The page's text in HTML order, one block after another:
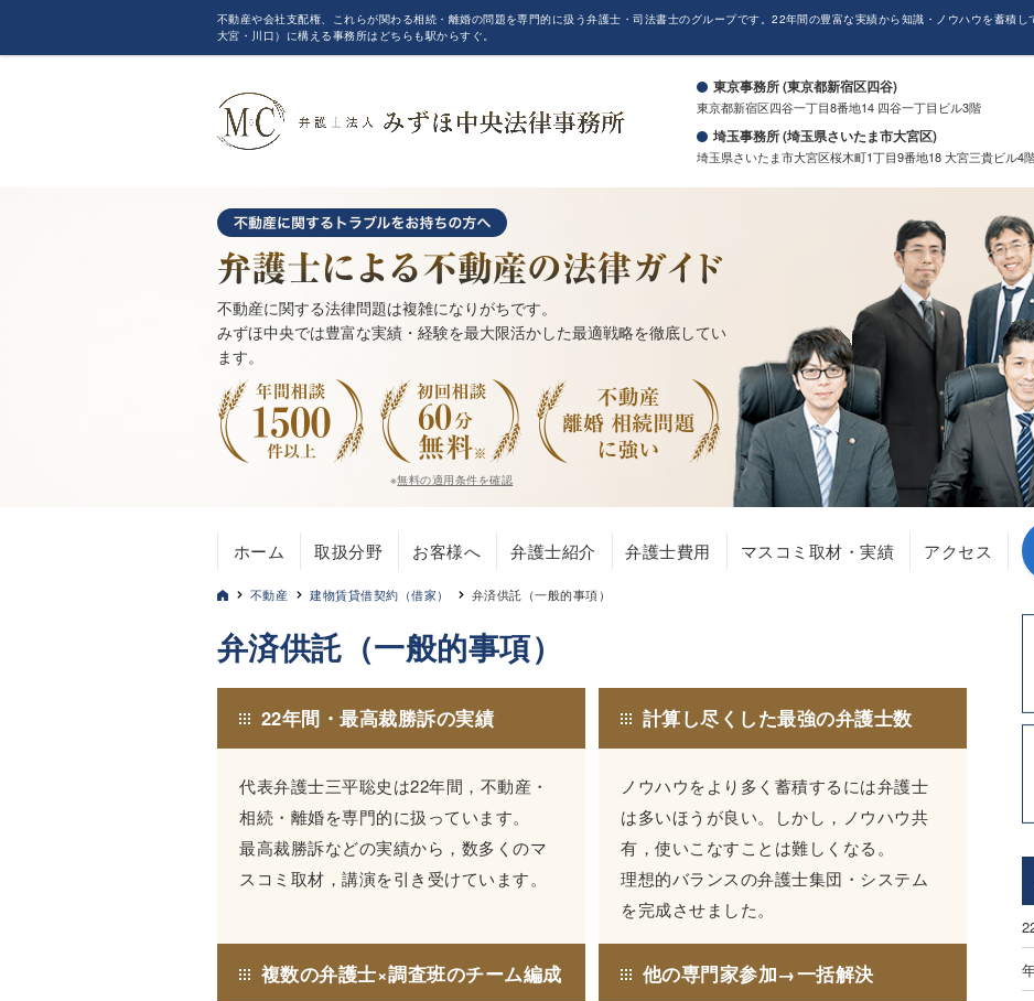
不動産や会社支配権、これらが関わる相続・離婚の問題を専門的に扱う弁護士・司法書士のグループです。22年間の豊富な実績から知識・ノウハウを蓄積
大宮・川口）に構える事務所はどちらも駅からすぐ。
東京事務所 (東京都新宿区四谷)
東京都新宿区四谷一丁目8番地14 四谷一丁目ビル3階
埼玉事務所 (埼玉県さいたま市大宮区)
埼玉県さいたま市大宮区桜木町1丁目9番地18 大宮三貴ビル4
不動産に関する法律問題は複雑になりがちです。
みずほ中央では豊富な実績・経験を最大限活かした最適戦略を徹底してい
ます。
※無料の適用条件を確認
ホーム 取扱分野 お客様へ 弁護士紹介 弁護士費用 マスコミ取材・実績 アクセス
不動産 建物賃貸借契約（借家） 弁済供託（一般的事項）
弁済供託（一般的事項）
22年間・最高裁勝訴の実績
代表弁護士三平聡史は22年間，不動産・
相続・離婚を専門的に扱っています。
最高裁勝訴などの実績から，数多くのマ
スコミ取材，講演を引き受けています。
計算し尽くした最強の弁護士数
ノウハウをより多く蓄積するには弁護士
は多いほうが良い。しかし，ノウハウ共
有，使いこなすことは難しくなる。
理想的バランスの弁護士集団・システム
を完成させました。
複数の弁護士×調査班のチーム編成 他の専門家参加→一括解決